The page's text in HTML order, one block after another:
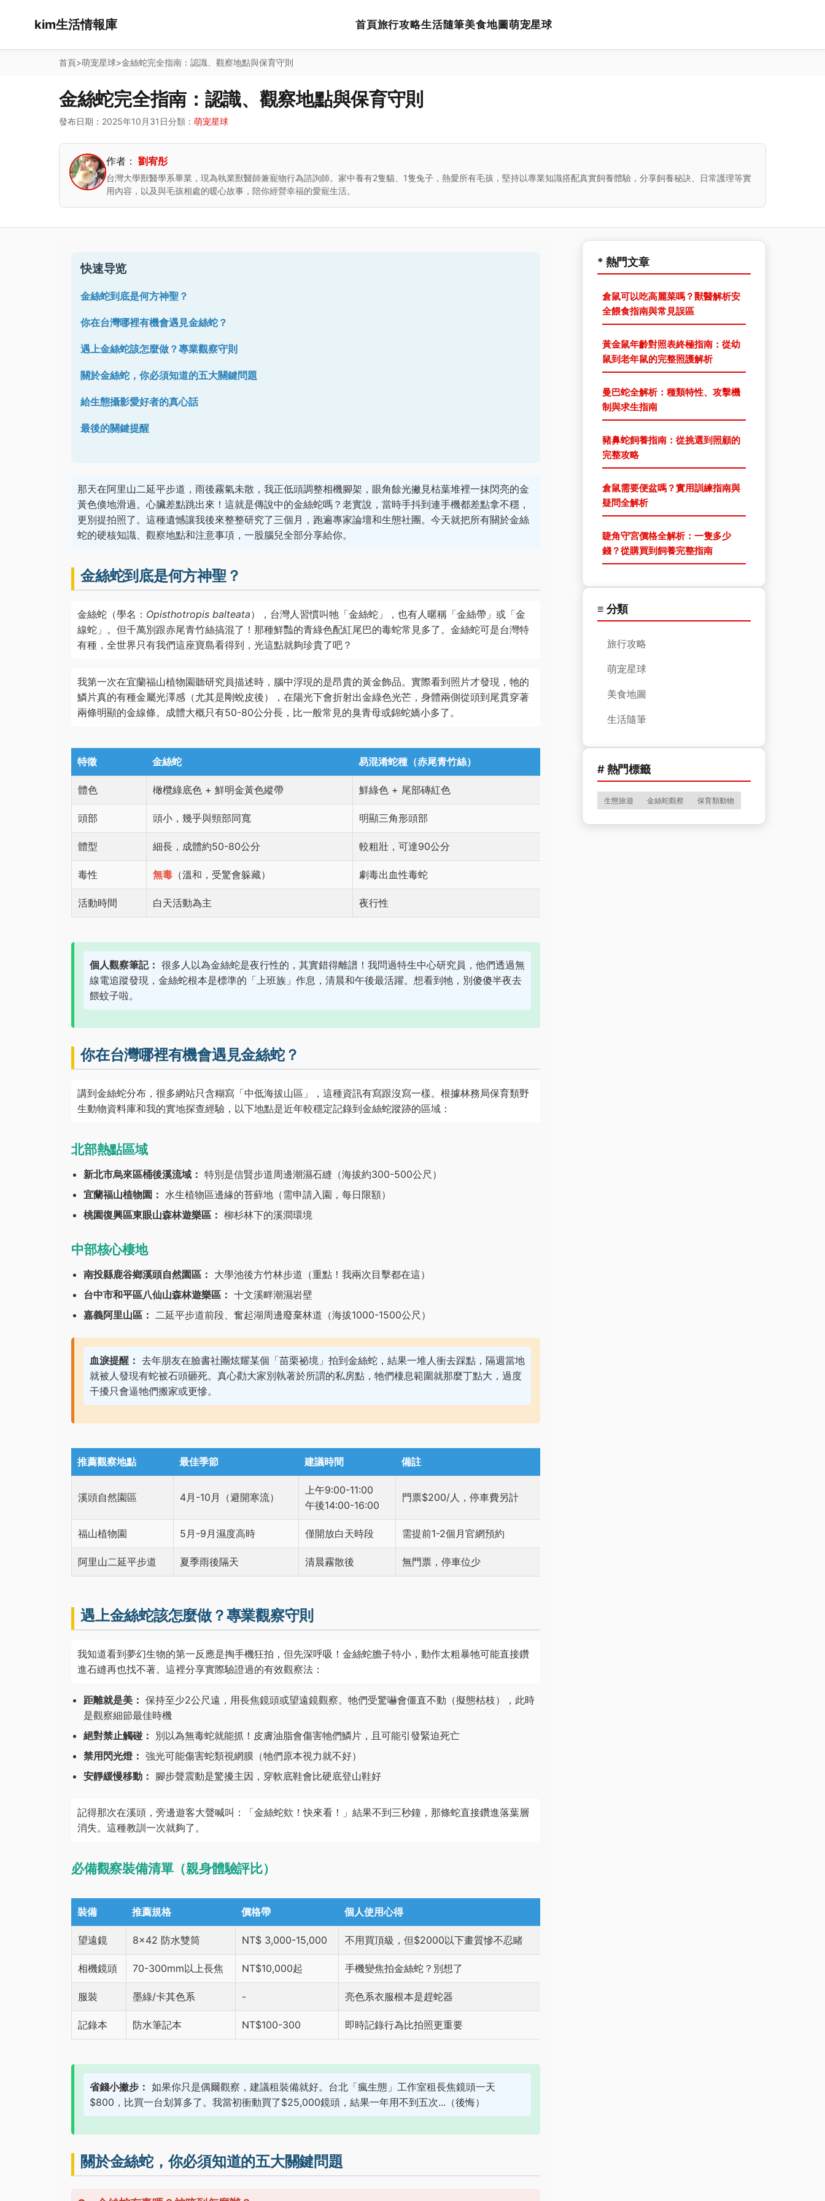
kim生活情報庫 首頁旅行攻略生活隨筆美食地圖萌宠星球
首頁>萌宠星球>金絲蛇完全指南：認識、觀察地點與保育守則
金絲蛇完全指南：認識、觀察地點與保育守則
發布日期：2025年10月31日分類： 萌宠星球
作者： 劉宥彤
台灣大學獸醫學系畢業，現為執業獸醫師兼寵物行為諮詢師。家中養有2隻貓、1隻兔子，熱愛所有毛孩，堅持以專業知識搭配真實飼養體驗，分享飼養秘訣、日常護理等實
用內容，以及與毛孩相處的暖心故事，陪你經營幸福的愛寵生活。
快速导览
金絲蛇到底是何方神聖？
你在台灣哪裡有機會遇見金絲蛇？
遇上金絲蛇該怎麼做？專業觀察守則
關於金絲蛇，你必須知道的五大關鍵問題
給生態攝影愛好者的真心話
最後的關鍵提醒
那天在阿里山二延平步道，雨後霧氣未散，我正低頭調整相機腳架，眼角餘光撇見枯葉堆裡一抹閃亮的金
黃色倏地滑過。心臟差點跳出來！這就是傳說中的金絲蛇嗎？老實說，當時手抖到連手機都差點拿不穩，
更別提拍照了。這種遺憾讓我後來整整研究了三個月，跑遍專家論壇和生態社團。今天就把所有關於金絲
蛇的硬核知識、觀察地點和注意事項，一股腦兒全部分享給你。
金絲蛇到底是何方神聖？
金絲蛇（學名： Opisthotropis balteata），台灣人習慣叫牠「金絲蛇」，也有人暱稱「金絲帶」或「金
線蛇」。但千萬別跟赤尾青竹絲搞混了！那種鮮豔的青綠色配紅尾巴的毒蛇常見多了。金絲蛇可是台灣特
有種，全世界只有我們這座寶島看得到，光這點就夠珍貴了吧？
我第一次在宜蘭福山植物園聽研究員描述時，腦中浮現的是昂貴的黃金飾品。實際看到照片才發現，牠的
鱗片真的有種金屬光澤感（尤其是剛蛻皮後），在陽光下會折射出金綠色光芒，身體兩側從頭到尾貫穿著
兩條明顯的金線條。成體大概只有50-80公分長，比一般常見的臭青母或錦蛇嬌小多了。
特徵 金絲蛇 易混淆蛇種（赤尾青竹絲）
體色 橄欖綠底色 + 鮮明金黃色縱帶 鮮綠色 + 尾部磚紅色
頭部 頭小，幾乎與頸部同寬 明顯三角形頭部
體型 細長，成體約50-80公分 較粗壯，可達90公分
毒性 無毒 （溫和，受驚會躲藏） 劇毒出血性毒蛇
活動時間 白天活動為主 夜行性
個人觀察筆記： 很多人以為金絲蛇是夜行性的，其實錯得離譜！我問過特生中心研究員，他們透過無
線電追蹤發現，金絲蛇根本是標準的「上班族」作息，清晨和午後最活躍。想看到牠，別傻傻半夜去
餵蚊子啦。
你在台灣哪裡有機會遇見金絲蛇？
講到金絲蛇分布，很多網站只含糊寫「中低海拔山區」，這種資訊有寫跟沒寫一樣。根據林務局保育類野
生動物資料庫和我的實地探查經驗，以下地點是近年較穩定記錄到金絲蛇蹤跡的區域：
北部熱點區域
新北市烏來區桶後溪流域： 特別是信賢步道周邊潮濕石縫（海拔約300-500公尺）
宜蘭福山植物園： 水生植物區邊緣的苔蘚地（需申請入園，每日限額）
桃園復興區東眼山森林遊樂區： 柳杉林下的溪澗環境
中部核心棲地
南投縣鹿谷鄉溪頭自然園區： 大學池後方竹林步道（重點！我兩次目擊都在這）
台中市和平區八仙山森林遊樂區： 十文溪畔潮濕岩壁
嘉義阿里山區： 二延平步道前段、奮起湖周邊廢棄林道（海拔1000-1500公尺）
血淚提醒： 去年朋友在臉書社團炫耀某個「苗栗祕境」拍到金絲蛇，結果一堆人衝去踩點，隔週當地
就被人發現有蛇被石頭砸死。真心勸大家別執著於所謂的私房點，牠們棲息範圍就那麼丁點大，過度
干擾只會逼牠們搬家或更慘。
推薦觀察地點 最佳季節 建議時間 備註
溪頭自然園區 4月-10月（避開寒流）
上午9:00-11:00
午後14:00-16:00
門票$200/人，停車費另計
福山植物園 5月-9月濕度高時 僅開放白天時段 需提前1-2個月官網預約
阿里山二延平步道 夏季雨後隔天 清晨霧散後 無門票，停車位少
遇上金絲蛇該怎麼做？專業觀察守則
我知道看到夢幻生物的第一反應是掏手機狂拍，但先深呼吸！金絲蛇膽子特小，動作太粗暴牠可能直接鑽
進石縫再也找不著。這裡分享實際驗證過的有效觀察法：
距離就是美： 保持至少2公尺遠，用長焦鏡頭或望遠鏡觀察。牠們受驚嚇會僵直不動（擬態枯枝），此時
是觀察細節最佳時機
絕對禁止觸碰：
別以為無毒蛇就能抓！皮膚油脂會傷害牠們鱗片，且可能引發緊迫死亡
禁用閃光燈： 強光可能傷害蛇類視網膜（牠們原本視力就不好）
安靜緩慢移動： 腳步聲震動是驚擾主因，穿軟底鞋會比硬底登山鞋好
記得那次在溪頭，旁邊遊客大聲喊叫：「金絲蛇欸！快來看！」結果不到三秒鐘，那條蛇直接鑽進落葉層
消失。這種教訓一次就夠了。
必備觀察裝備清單（親身體驗評比）
裝備 推薦規格 價格帶 個人使用心得
望遠鏡 8×42 防水雙筒 NT$ 3,000-15,000 不用買頂級，但$2000以下畫質慘不忍睹
相機鏡頭 70-300mm以上長焦 NT$10,000起 手機變焦拍金絲蛇？別想了
服裝 墨綠/卡其色系 - 亮色系衣服根本是趕蛇器
記錄本 防水筆記本 NT$100-300 即時記錄行為比拍照更重要
省錢小撇步： 如果你只是偶爾觀察，建議租裝備就好。台北「瘋生態」工作室租長焦鏡頭一天
$800，比買一台划算多了。我當初衝動買了$25,000鏡頭，結果一年用不到五次...（後悔）
關於金絲蛇，你必須知道的五大關鍵問題
* 熱門文章
倉鼠可以吃高麗菜嗎？獸醫解析安
全餵食指南與常見誤區
黃金鼠年齡對照表終極指南：從幼
鼠到老年鼠的完整照護解析
曼巴蛇全解析：種類特性、攻擊機
制與求生指南
豬鼻蛇飼養指南：從挑選到照顧的
完整攻略
倉鼠需要便盆嗎？實用訓練指南與
疑問全解析
睫角守宮價格全解析：一隻多少
錢？從購買到飼養完整指南
≡ 分類
旅行攻略
萌宠星球
美食地圖
生活隨筆
# 熱門標籤
生態旅遊 金絲蛇觀察 保育類動物